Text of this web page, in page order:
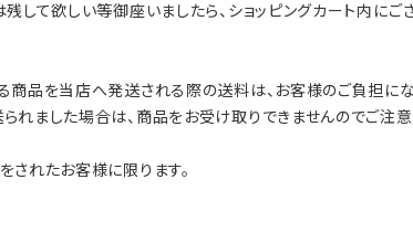
残して欲しい等御座いましたら、ショッピングカート内に
商品を当店へ発送される際の送料は、お客様のご負担にな
れました場合は、商品をお受け取りできませんのでご注意
されたお客様に限ります。